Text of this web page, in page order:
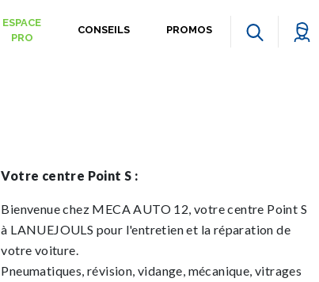
ESPACE
PRO
CONSEILS PROMOS
Votre centre Point S :
Bienvenue chez MECA AUTO 12, votre centre Point S
à LANUEJOULS pour l'entretien et la réparation de
votre voiture.
Pneumatiques, révision, vidange, mécanique, vitrages